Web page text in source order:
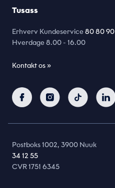
Tusass
Erhverv Kundeservice 80 80 90
Hverdage 8.00 - 16.00
Kontakt os »
Postboks 1002, 3900 Nuuk
34 12 55
CVR 1751 6345